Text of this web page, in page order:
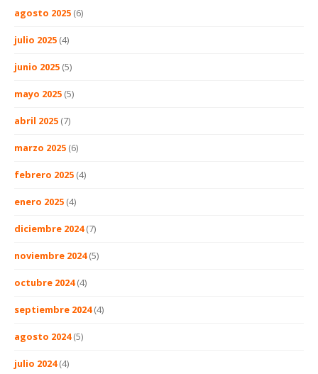
agosto 2025 (6)
julio 2025 (4)
junio 2025 (5)
mayo 2025 (5)
abril 2025 (7)
marzo 2025 (6)
febrero 2025 (4)
enero 2025 (4)
diciembre 2024(7)
noviembre 2024(5)
octubre 2024(4)
septiembre 2024(4)
agosto 2024(5)
julio 2024(4)